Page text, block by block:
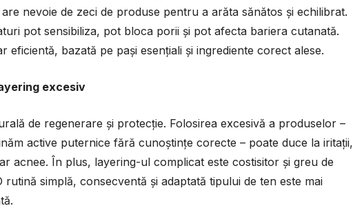
nevoie de zeci de produse pentru a arăta sănătos și echilibrat.
pot sensibiliza, pot bloca porii și pot afecta bariera cutanată.
eficientă, bazată pe pași esențiali și ingrediente corect alese.
excesiv
de regenerare și protecție. Folosirea excesivă a produselor –
active puternice fără cunoștințe corecte – poate duce la iritații,
acnee. În plus, layering-ul complicat este costisitor și greu de
simplă, consecventă și adaptată tipului de ten este mai